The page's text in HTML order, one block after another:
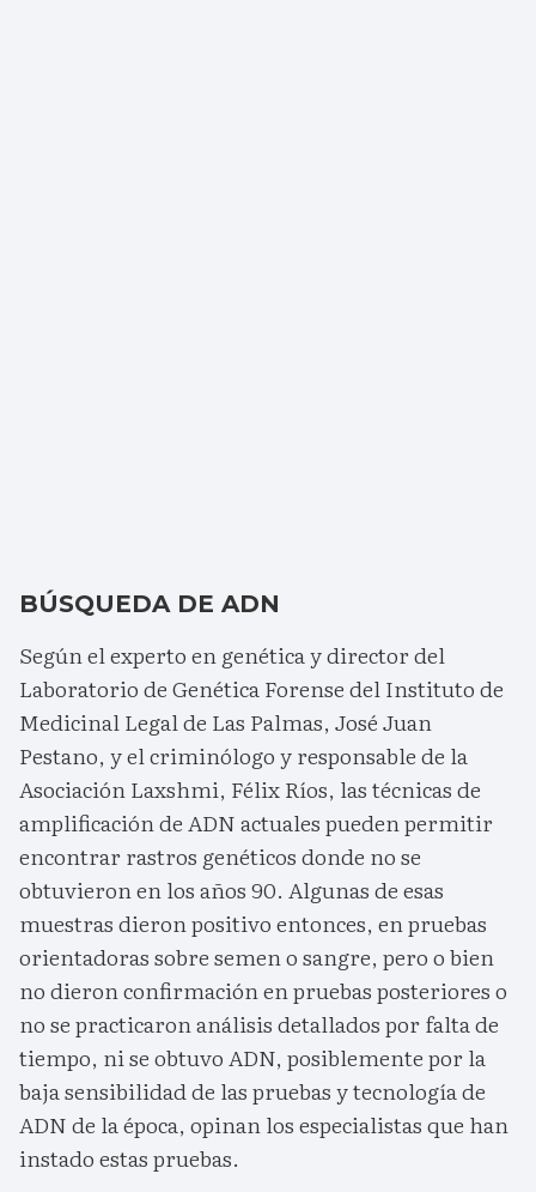
BÚSQUEDA DE ADN
Según el experto en genética y director del
Laboratorio de Genética Forense del Instituto de
Medicinal Legal de Las Palmas, José Juan
Pestano, y el criminólogo y responsable de la
Asociación Laxshmi, Félix Ríos, las técnicas de
amplificación de ADN actuales pueden permitir
encontrar rastros genéticos donde no se
obtuvieron en los años 90. Algunas de esas
muestras dieron positivo entonces, en pruebas
orientadoras sobre semen o sangre, pero o bien
no dieron confirmación en pruebas posteriores o
no se practicaron análisis detallados por falta de
tiempo, ni se obtuvo ADN, posiblemente por la
baja sensibilidad de las pruebas y tecnología de
ADN de la época, opinan los especialistas que han
instado estas pruebas.